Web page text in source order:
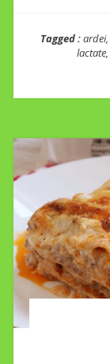
Tagged :ardei,
lactate,